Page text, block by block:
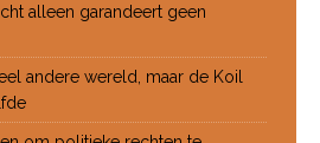
alleen garandeert geen
andere wereld, maar de Koil